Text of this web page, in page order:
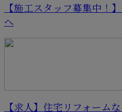
【施工スタッフ募集中！
へ
【求人】住宅リフォーム